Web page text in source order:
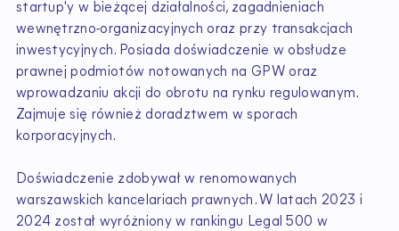
startup'y w bieżącej działalności, zagadnieniach
wewnętrzno-organizacyjnych oraz przy transakcjach
inwestycyjnych. Posiada doświadczenie w obsłudze
prawnej podmiotów notowanych na GPW oraz
wprowadzaniu akcji do obrotu na rynku regulowanym.
Zajmuje się również doradztwem w sporach
korporacyjnych.
Doświadczenie zdobywał w renomowanych
warszawskich kancelariach prawnych. W latach 2023 i
2024 został wyróżniony w rankingu Legal 500 w